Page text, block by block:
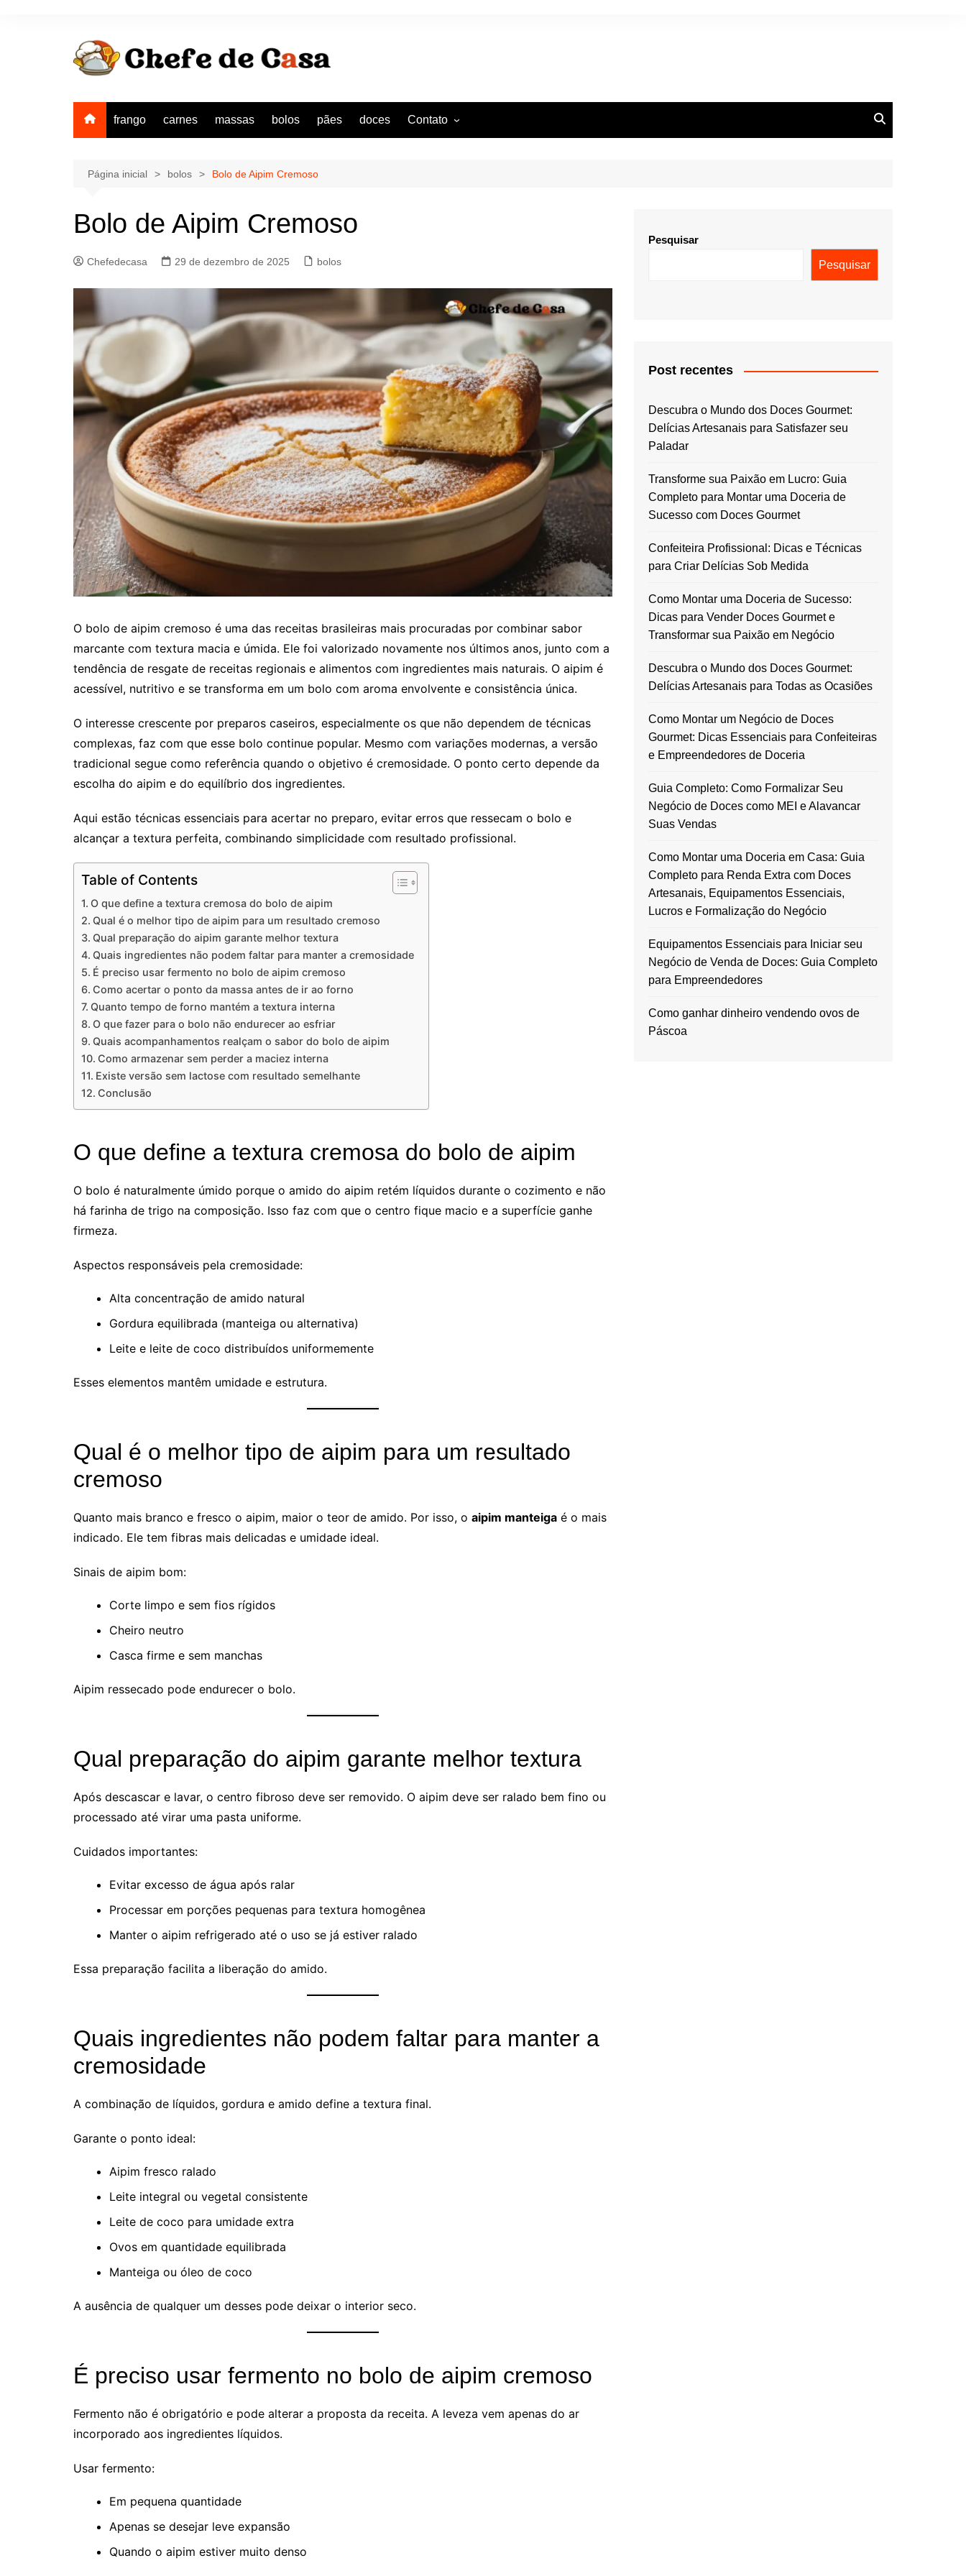
frango carnes massas bolos pães doces Contato
Página inicial bolos Bolo de Aipim Cremoso
Bolo de Aipim Cremoso
Chefedecasa 29 de dezembro de 2025 bolos
O bolo de aipim cremoso é uma das receitas brasileiras mais procuradas por combinar sabor
marcante com textura macia e úmida. Ele foi valorizado novamente nos últimos anos, junto com a
tendência de resgate de receitas regionais e alimentos com ingredientes mais naturais. O aipim é
acessível, nutritivo e se transforma em um bolo com aroma envolvente e consistência única.
O interesse crescente por preparos caseiros, especialmente os que não dependem de técnicas
complexas, faz com que esse bolo continue popular. Mesmo com variações modernas, a versão
tradicional segue como referência quando o objetivo é cremosidade. O ponto certo depende da
escolha do aipim e do equilíbrio dos ingredientes.
Aqui estão técnicas essenciais para acertar no preparo, evitar erros que ressecam o bolo e
alcançar a textura perfeita, combinando simplicidade com resultado profissional.
Table of Contents
O que define a textura cremosa do bolo de aipim
Qual é o melhor tipo de aipim para um resultado cremoso
Qual preparação do aipim garante melhor textura
Quais ingredientes não podem faltar para manter a cremosidade
É preciso usar fermento no bolo de aipim cremoso
Como acertar o ponto da massa antes de ir ao forno
Quanto tempo de forno mantém a textura interna
O que fazer para o bolo não endurecer ao esfriar
Quais acompanhamentos realçam o sabor do bolo de aipim
Como armazenar sem perder a maciez interna
Existe versão sem lactose com resultado semelhante
Conclusão
O que define a textura cremosa do bolo de aipim
O bolo é naturalmente úmido porque o amido do aipim retém líquidos durante o cozimento e não
há farinha de trigo na composição. Isso faz com que o centro fique macio e a superfície ganhe
firmeza.
Aspectos responsáveis pela cremosidade:
Alta concentração de amido natural
Gordura equilibrada (manteiga ou alternativa)
Leite e leite de coco distribuídos uniformemente
Esses elementos mantêm umidade e estrutura.
Qual é o melhor tipo de aipim para um resultado
cremoso
Quanto mais branco e fresco o aipim, maior o teor de amido. Por isso, o aipim manteiga é o mais
indicado. Ele tem fibras mais delicadas e umidade ideal.
Sinais de aipim bom:
Corte limpo e sem fios rígidos
Cheiro neutro
Casca firme e sem manchas
Aipim ressecado pode endurecer o bolo.
Qual preparação do aipim garante melhor textura
Após descascar e lavar, o centro fibroso deve ser removido. O aipim deve ser ralado bem fino ou
processado até virar uma pasta uniforme.
Cuidados importantes:
Evitar excesso de água após ralar
Processar em porções pequenas para textura homogênea
Manter o aipim refrigerado até o uso se já estiver ralado
Essa preparação facilita a liberação do amido.
Quais ingredientes não podem faltar para manter a
cremosidade
A combinação de líquidos, gordura e amido define a textura final.
Garante o ponto ideal:
Aipim fresco ralado
Leite integral ou vegetal consistente
Leite de coco para umidade extra
Ovos em quantidade equilibrada
Manteiga ou óleo de coco
A ausência de qualquer um desses pode deixar o interior seco.
É preciso usar fermento no bolo de aipim cremoso
Fermento não é obrigatório e pode alterar a proposta da receita. A leveza vem apenas do ar
incorporado aos ingredientes líquidos.
Usar fermento:
Em pequena quantidade
Apenas se desejar leve expansão
Quando o aipim estiver muito denso
Pesquisar
Pesquisar
Post recentes
Descubra o Mundo dos Doces Gourmet:
Delícias Artesanais para Satisfazer seu
Paladar
Transforme sua Paixão em Lucro: Guia
Completo para Montar uma Doceria de
Sucesso com Doces Gourmet
Confeiteira Profissional: Dicas e Técnicas
para Criar Delícias Sob Medida
Como Montar uma Doceria de Sucesso:
Dicas para Vender Doces Gourmet e
Transformar sua Paixão em Negócio
Descubra o Mundo dos Doces Gourmet:
Delícias Artesanais para Todas as Ocasiões
Como Montar um Negócio de Doces
Gourmet: Dicas Essenciais para Confeiteiras
e Empreendedores de Doceria
Guia Completo: Como Formalizar Seu
Negócio de Doces como MEI e Alavancar
Suas Vendas
Como Montar uma Doceria em Casa: Guia
Completo para Renda Extra com Doces
Artesanais, Equipamentos Essenciais,
Lucros e Formalização do Negócio
Equipamentos Essenciais para Iniciar seu
Negócio de Venda de Doces: Guia Completo
para Empreendedores
Como ganhar dinheiro vendendo ovos de
Páscoa